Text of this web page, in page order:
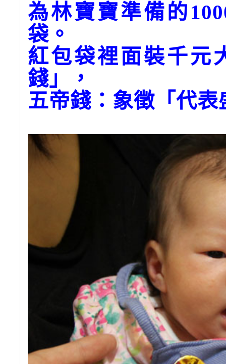
為林寶寶準備的
袋。
紅包袋裡面裝千元
錢」，
五帝錢：象徵「代